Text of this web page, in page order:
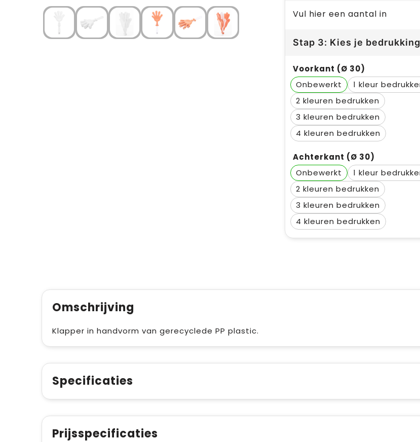
Vul hier een aantal in
Stap 3: Kies je bedrukking
Voorkant (Ø 30)
Onbewerkt
1
2
3
4
Achterkant (Ø 30)
Onbewerkt
1
2
3
4
Omschrijving
Klapper in handvorm van gerecyclede PP plastic.
Specificaties
Prijsspecificaties